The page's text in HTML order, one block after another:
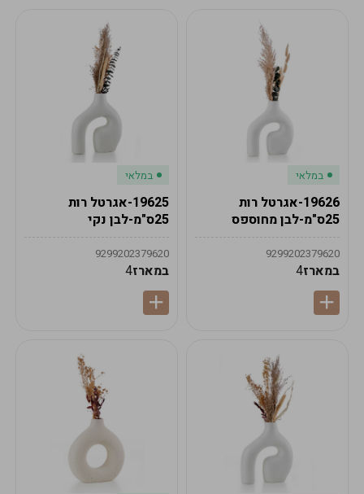
במלאי
19626-אגרטל רות
25ס"מ-לבן מחוספס
9299202379620
במארז4
במלאי
19625-אגרטל רות
25ס"מ-לבן נקי
9299202379620
במארז4
לתשלום